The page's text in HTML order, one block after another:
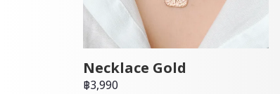
Necklace Gold
฿3,990